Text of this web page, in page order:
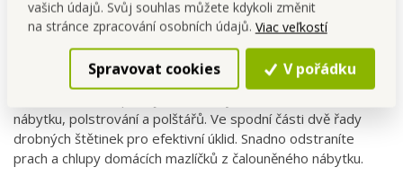
vašich údajů. Svůj souhlas můžete kdykoli změnit
na stránce zpracování osobních údajů. Viac veľkostí
Spravovat cookies V pořádku
domácích mazlíčků z čalouněného nábytku.
Hubice na čalounění k vysavači s cyklonovým sáním VACDOM
nábytku, polstrování a polštářů. Ve spodní části dvě řady
drobných štětinek pro efektivní úklid. Snadno odstraníte
prach a chlupy domácích mazlíčků z čalouněného nábytku.